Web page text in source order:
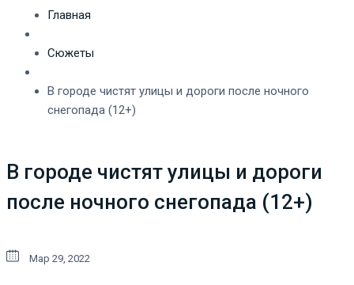
Главная
Сюжеты
В городе чистят улицы и дороги после ночного
снегопада (12+)
В городе чистят улицы и дороги
после ночного снегопада (12+)
Мар 29, 2022